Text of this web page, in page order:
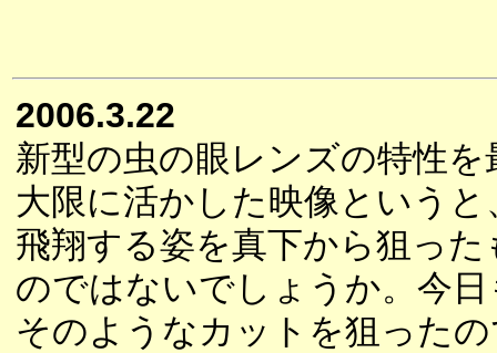
2006.3.22
新型の虫の眼レンズの特性を
大限に活かした映像というと
飛翔する姿を真下から狙った
のではないでしょうか。今日
そのようなカットを狙った